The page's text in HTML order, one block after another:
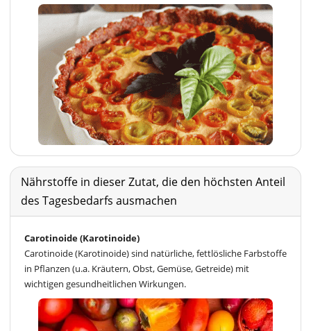
Nährstoffe in dieser Zutat, die den höchsten Anteil
des Tagesbedarfs ausmachen
Carotinoide (Karotinoide)
Carotinoide (Karotinoide) sind natürliche, fettlösliche Farbstoffe
in Pflanzen (u.a. Kräutern, Obst, Gemüse, Getreide) mit
wichtigen gesundheitlichen Wirkungen.